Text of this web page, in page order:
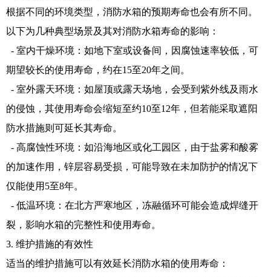
根据不同的环境类型，消防水箱的预期寿命也会有所不同。
以下为几种典型场景及其对消防水箱寿命的影响：
- 室内干燥环境：如地下室或设备间，因腐蚀速率较低，可
期望较长的使用寿命，约在15至20年之间。
- 室外露天环境：如屋顶或露天场地，会受到紫外线及雨水
的侵蚀，其使用寿命会缩短至约10至12年，但若能采取遮阳
防水措施则可延长其寿命。
- 高腐蚀性环境：如沿海地区或化工园区，由于盐雾和酸雾
的加速作用，锌层容易受损，可能导致在未加防护的情况下
仅能使用5至8年。
- 低温环境：在北方严寒地区，冻融循环可能会造成焊缝开
裂，影响水箱的完整性和使用寿命。
3. 维护措施的有效性
适当的维护措施可以有效延长消防水箱的使用寿命：